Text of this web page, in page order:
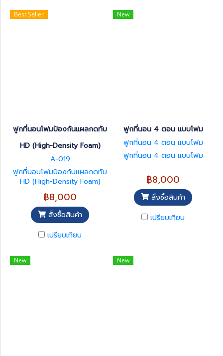
Best Seller
ฟูกที่นอนโฟมป้องกันแผลกดทับ
HD (High-Density Foam)
A-019
ฟูกที่นอนโฟมป้องกันแผลกดทับ
HD (High-Density Foam)
ช่วยกระจายน้ำหนักลดแรงกดทับ
ทำให้นอนสบายยิ่งขึ้น รหัส A-
019
฿8,000
สั่งซื้อสินค้า
เปรียบเทียบ
New
ฟูกที่นอน 4 ตอน แบบโฟม
ฟูกที่นอน 4 ตอน แบบโฟม
ฟูกที่นอน 4 ตอน แบบโฟม
฿8,000
สั่งซื้อสินค้า
เปรียบเทียบ
New New